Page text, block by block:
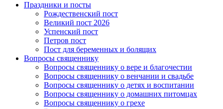
Праздники и посты
Рождественский пост
Великий пост 2026
Успенский пост
Петров пост
Пост для беременных и болящих
Вопросы священнику
Вопросы священнику о вере и благочестии
Вопросы священнику о венчании и свадьбе
Вопросы священнику о детях и воспитании
Вопросы священнику о домашних питомцах
Вопросы священнику о грехе